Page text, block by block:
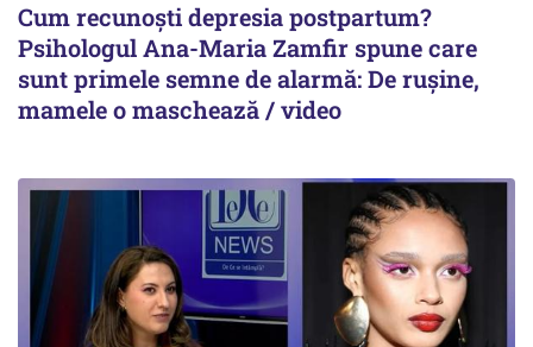
Cum recunoști depresia postpartum?
Psihologul Ana-Maria Zamfir spune care
sunt primele semne de alarmă: De rușine,
mamele o maschează / video